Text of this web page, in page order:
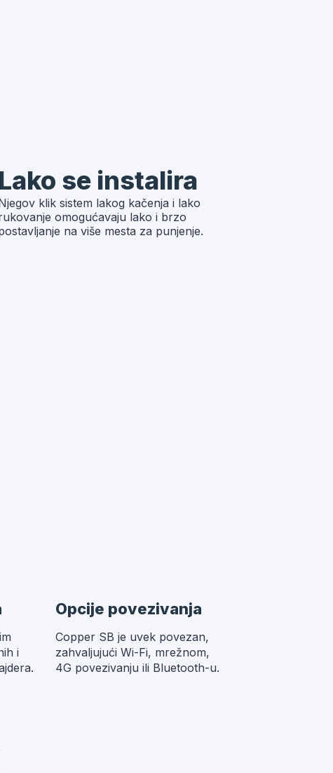
Lako se instalira
klik sistem lakog kačenja i lako
omogućavaju lako i brzo
na više mesta za punjenje.
i
Opcije povezivanja
Copper SB je uvek povezan,
zahvaljujući Wi-Fi, mrežnom,
4G povezivanju ili Bluetooth-u.